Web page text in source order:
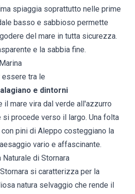
spiaggia soprattutto nelle prime
basso e sabbioso permette
del mare in tutta sicurezza.
e la sabbia fine.
essere tra le
e dintorni
il mare vira dal verde all'azzurro
si procede verso il largo. Una folta
pini di Aleppo costeggiano la
vario e affascinante.
di Stornara
si caratterizza per la
natura selvaggio che rende il